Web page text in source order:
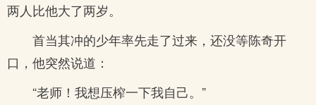
两人比他大了两岁。
首当其冲的少年率先走了过来，还没等陈奇开
口，他突然说道：
“老师！我想压榨一下我自己。”